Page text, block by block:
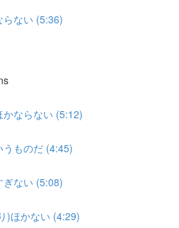
ない (5:36)
ならない (5:12)
ものだ (4:45)
ない (5:08)
)ほかない (4:29)